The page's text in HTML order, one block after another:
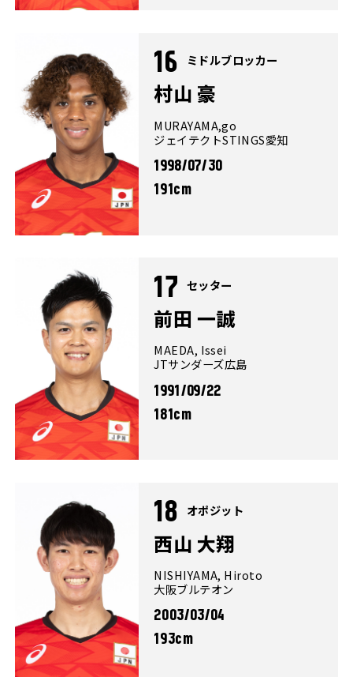
16 ミドルブロッカー
村山 豪
MURAYAMA,go
ジェイテクトSTINGS愛知
1998/07/30
191cm
17 セッター
前田 一誠
MAEDA, Issei
JTサンダーズ広島
1991/09/22
181cm
18 オポジット
西山 大翔
NISHIYAMA, Hiroto
大阪ブルテオン
2003/03/04
193cm